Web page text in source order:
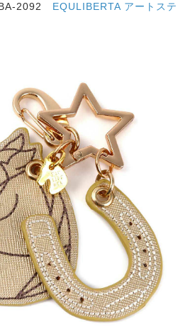
BA-2092 EQULIBERTA アートステ